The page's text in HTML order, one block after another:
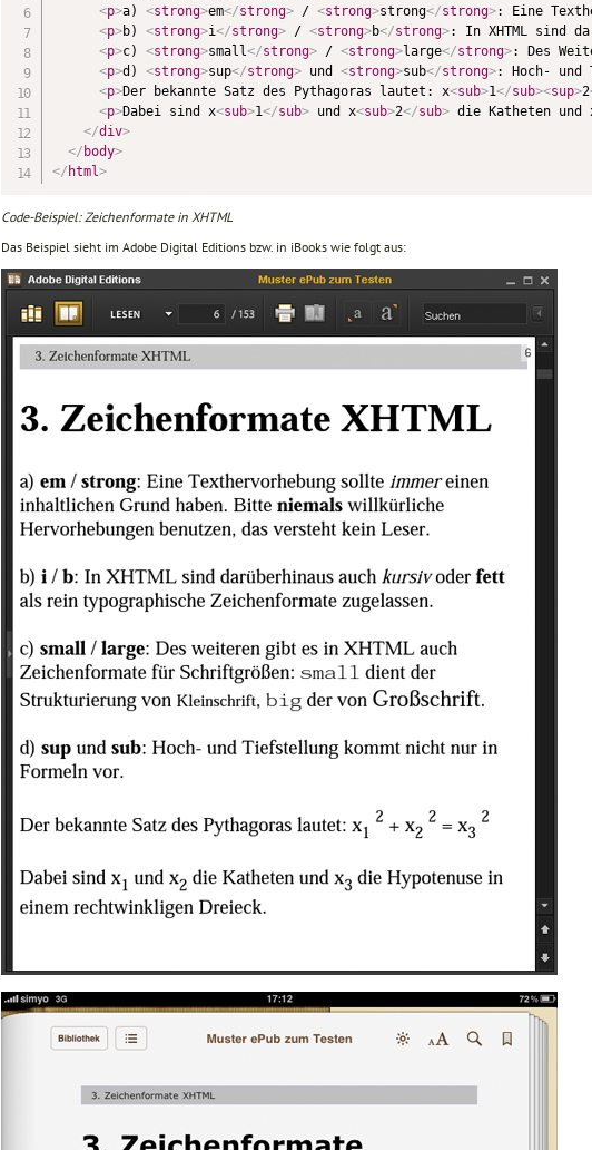
<p>a) <strong>em</strong> / <strong>strong</strong>: Eine
<p>b) <strong>i</strong> / <strong>b</strong>: In XHTML sind
<p>c) <strong>small</strong> / <strong>large</strong>: Des
<p>d) <strong>sup</strong> und <strong>sub</strong>: Hoch- und
<p>Der bekannte Satz des Pythagoras lautet: x<sub>1</sub><sup>2
<p>Dabei sind x<sub>1</sub> und x<sub>2</sub> die Katheten und
</div>
</ body>
</ html>
Code-Beispiel: Zeichenformate in XHTML
Das Beispiel sieht im Adobe Digital Editions bzw. in iBooks wie folgt aus: